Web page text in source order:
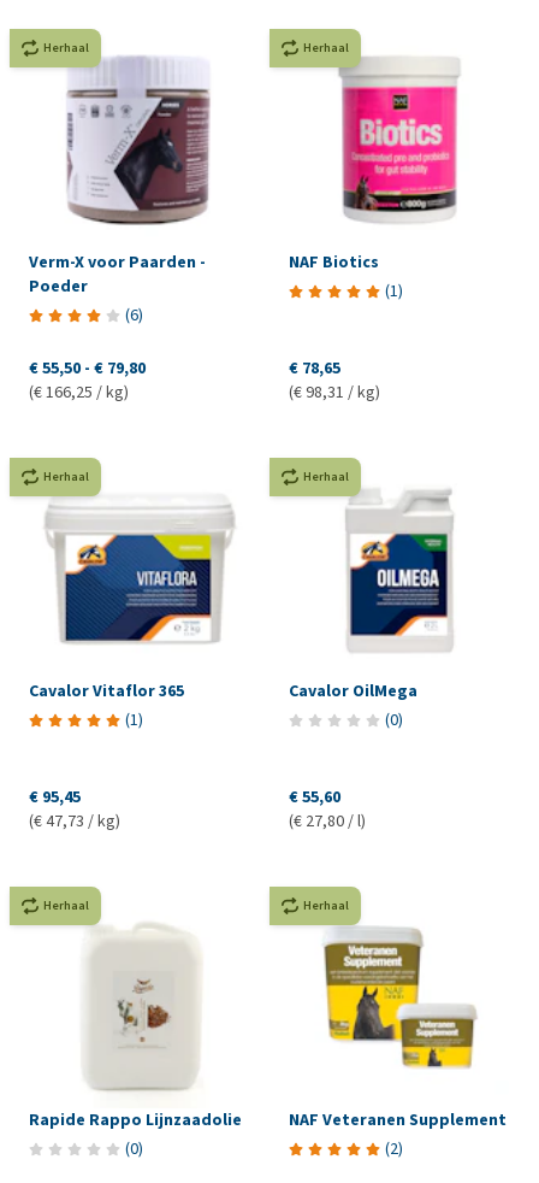
Herhaal
Verm-X voor Paarden -
Poeder
(6)
€ 55,50 - € 79,80
(€ 166,25 / kg)
Herhaal
NAF Biotics
(1)
€ 78,65
(€ 98,31 / kg)
Herhaal
Cavalor Vitaflor 365
(1)
€ 95,45
(€ 47,73 / kg)
Herhaal
Cavalor OilMega
(0)
€ 55,60
(€ 27,80 / l)
Herhaal
Rapide Rappo Lijnzaadolie
(0)
Herhaal
NAF Veteranen Supplement
(2)